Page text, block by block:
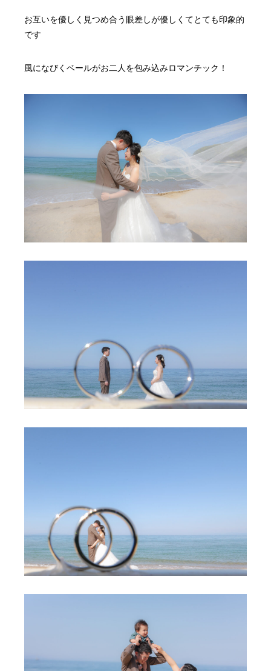
お互いを優しく見つめ合う眼差しが優しくてとても印象的
です
風になびくベールがお二人を包み込みロマンチック！